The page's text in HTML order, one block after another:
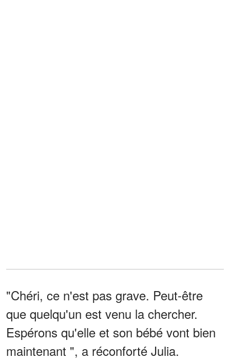
"Chéri, ce n'est pas grave. Peut-être
que quelqu'un est venu la chercher.
Espérons qu'elle et son bébé vont bien
maintenant ", a réconforté Julia.